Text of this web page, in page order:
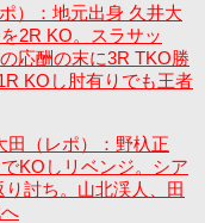
）：地元出身 久井大
2R KO。スラサッ
応酬の末に3R TKO勝
KOし肘有りでも王者
田（レポ）：野杁正
KOしリベンジ。シア
討ち。山北渓人、田